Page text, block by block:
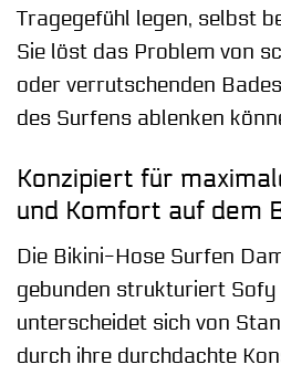
Tragegefühl legen, selbst
Sie löst das Problem von
oder verrutschenden
des Surfens ablenken
Konzipiert für
und Komfort auf dem
Die Bikini-Hose Surfen
gebunden strukturiert Sofy
unterscheidet sich von
durch ihre durchdachte